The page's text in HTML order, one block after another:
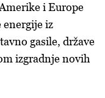
i Europe
iz
gasile, države
izgradnje novih